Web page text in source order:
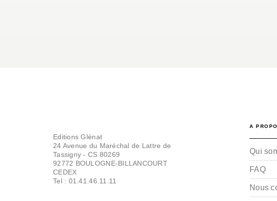
Editions Glénat
24 Avenue du Maréchal de Lattre de
Tassigny - CS 80269
92772 BOULOGNE-BILLANCOURT
CEDEX
Tel : 01.41.46.11.11
A
Qui
FAQ
Nous